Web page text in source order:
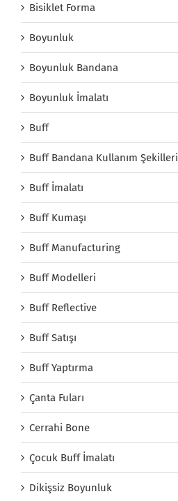
Bisiklet Forma
Boyunluk
Boyunluk Bandana
Boyunluk İmalatı
Buff
Buff Bandana Kullanım Şekilleri
Buff İmalatı
Buff Kumaşı
Buff Manufacturing
Buff Modelleri
Buff Reflective
Buff Satışı
Buff Yaptırma
Çanta Fuları
Cerrahi Bone
Çocuk Buff İmalatı
Dikişsiz Boyunluk